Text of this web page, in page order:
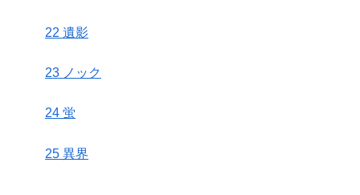
22 遺影
23 ノック
24 蛍
25 異界